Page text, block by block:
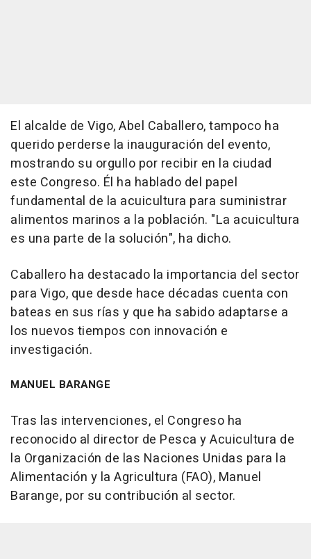
El alcalde de Vigo, Abel Caballero, tampoco ha
querido perderse la inauguración del evento,
mostrando su orgullo por recibir en la ciudad
este Congreso. Él ha hablado del papel
fundamental de la acuicultura para suministrar
alimentos marinos a la población. "La acuicultura
es una parte de la solución", ha dicho.
Caballero ha destacado la importancia del sector
para Vigo, que desde hace décadas cuenta con
bateas en sus rías y que ha sabido adaptarse a
los nuevos tiempos con innovación e
investigación.
MANUEL BARANGE
Tras las intervenciones, el Congreso ha
reconocido al director de Pesca y Acuicultura de
la Organización de las Naciones Unidas para la
Alimentación y la Agricultura (FAO), Manuel
Barange, por su contribución al sector.